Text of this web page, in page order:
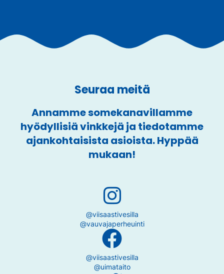
Seuraa meitä
Annamme somekanavillamme
hyödyllisiä vinkkejä ja tiedotamme
ajankohtaisista asioista. Hyppää
mukaan!
@viisaastivesilla
@vauvajaperheuinti
@viisaastivesilla
@uimataito